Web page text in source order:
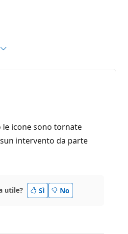
le icone sono tornate
intervento da parte
utile? Sì No